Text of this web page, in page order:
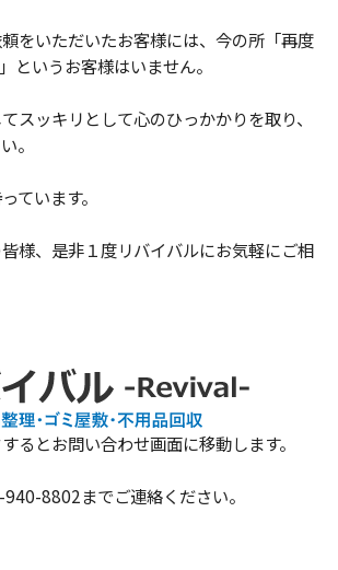
をいただいたお客様には、今の所「再度
というお客様はいません。
スッキリとして心のひっかかりを取り、
。
ています。
様、是非１度リバイバルにお気軽にご相
るとお問い合わせ画面に移動します。
8802までご連絡ください。